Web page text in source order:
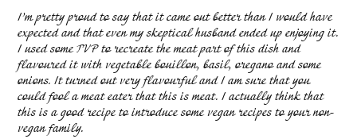
I’m pretty proud to say that it came out better than I would have
expected and that even my skeptical husband ended up enjoying it.
I used some TVP to recreate the meat part of this dish and
flavoured it with vegetable bouillon, basil, oregano and some
onions. It turned out very flavourful and I am sure that you
could fool a meat eater that this is meat. I actually think that
this is a good recipe to introduce some vegan recipes to your non-
vegan family.